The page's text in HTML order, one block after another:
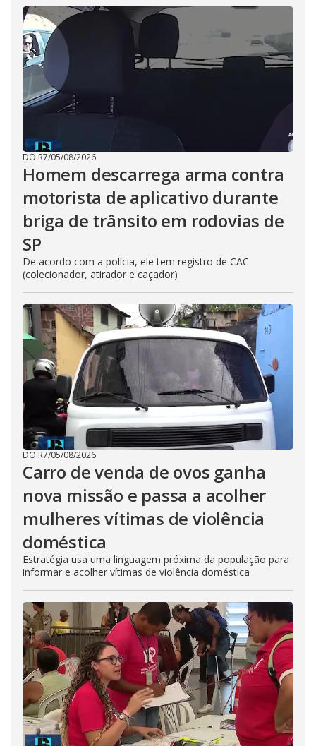
DO R7/05/08/2026
Homem descarrega arma contra
motorista de aplicativo durante
briga de trânsito em rodovias de
SP
De acordo com a polícia, ele tem registro de CAC
(colecionador, atirador e caçador)
DO R7/05/08/2026
Carro de venda de ovos ganha
nova missão e passa a acolher
mulheres vítimas de violência
doméstica
Estratégia usa uma linguagem próxima da população para
informar e acolher vítimas de violência doméstica